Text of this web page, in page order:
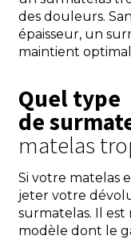
des douleurs.
épaisseur, un
maintient
Quel type
de
matelas
Si votre matelas
jeter votre
surmatelas. Il est
modèle dont le